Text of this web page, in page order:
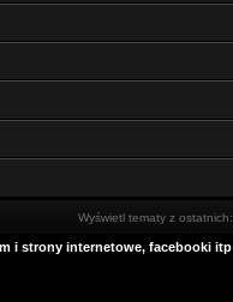
Wyświetl tematy z ostatnich:
i strony internetowe, facebooki itp